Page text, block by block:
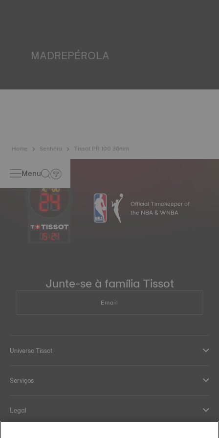
MADREPÉROLA
Home Senhora Tissot PR 100 36mm
Menu
15:24
Official Timekeeper of
the NBA & WNBA
Junte-se à família Tissot
Email
Universo Tissot
Serviços
Legal